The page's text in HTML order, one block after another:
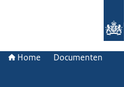
Home Documenten